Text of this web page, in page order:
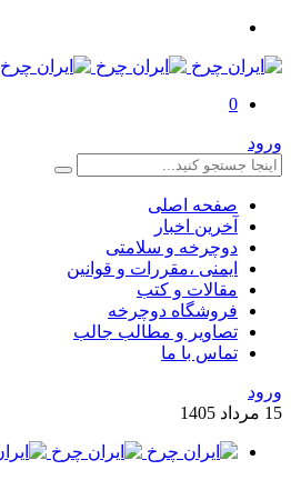
0
ورود
صفحه اصلی
آخرین اخبار
دوچرخه و سلامتی
ایمنی ،مقررات و قوانین
مقالات و کتب
فروشگاه دوچرخه
تصاویر و مطالب جالب
تماس با ما
ورود
15 مرداد 1405